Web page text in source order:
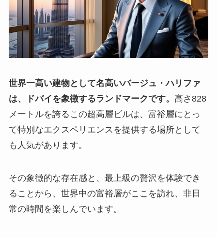
世界一高い建物として名高いバージュ・ハリファ
は、ドバイを象徴するランドマークです。 高さ828
メートルを誇るこの超高層ビルは、富裕層にとっ
て特別なエクスペリエンスを提供する場所として
も人気があります。
その象徴的な存在感と、最上級の贅沢を体験でき
ることから、世界中の富裕層がここを訪れ、非日
常の時間を楽しんでいます。